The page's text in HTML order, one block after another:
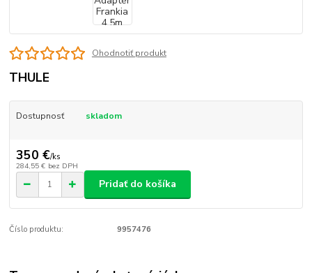
Ohodnotiť produkt
THULE
Dostupnosť skladom
350 €/ks
284,55 € bez DPH
Pridať do košíka
Číslo produktu: 9957476